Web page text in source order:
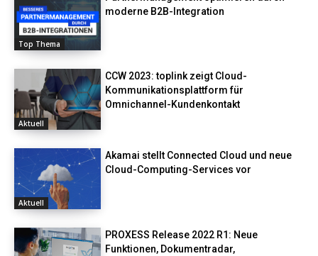
Top Thema
moderne B2B-Integration
Aktuell
CCW 2023: toplink zeigt Cloud-
Kommunikationsplattform für
Omnichannel-Kundenkontakt
Aktuell
Akamai stellt Connected Cloud und neue
Cloud-Computing-Services vor
PROXESS Release 2022 R1: Neue
Funktionen, Dokumentradar,